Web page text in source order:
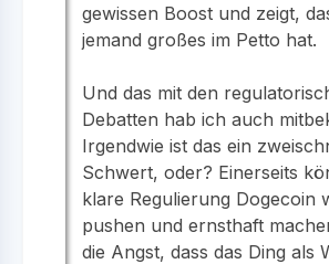
gewissen Boost und zeigt,
jemand großes im Petto hat.
Und das mit den
Debatten hab ich auch
Irgendwie ist das ein
Schwert, oder? Einerseits
klare Regulierung Dogecoin
pushen und ernsthaft
die Angst, dass das Ding als